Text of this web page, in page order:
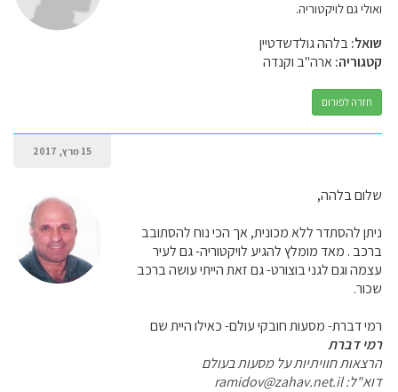
ואולי גם לויקטוריה.
שואל:בלהה גולדשדטיין
קטגוריה:ארה"ב וקנדה
חזרה לפורום
15 מרץ, 2017
שלום בלהה,
ניתן להסתדר ללא מכונית, אך הכי נוח להסתובב
ברכב . מאד מומלץ להגיע לויקטוריה- גם לעיר
עצמה וגם לגני בוצורט- גם זאת הייתי עושה ברכב
שכור.
רמי דברת- מסעות חובקי עולם- כאילו היית שם
רמי דברת
הרצאות חוויתיות על מסעות בעולם
דוא"ל: ramidov@zahav.net.il